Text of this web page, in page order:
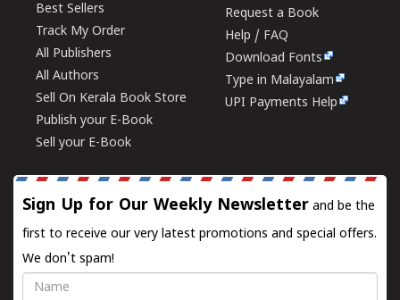
Best Sellers
Track My Order
All Publishers
All Authors
Sell On Kerala Book Store
Publish your E-Book
Sell your E-Book
Request a Book
Help / FAQ
Download Fonts
Type in Malayalam
UPI Payments Help
Sign Up for Our Weekly Newsletter and be the
first to receive our very latest promotions and special offers.
We don't spam!
Name